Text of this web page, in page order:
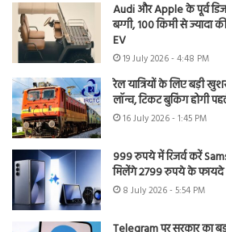
Audi और Apple के पूर्व
बग्गी, 100 किमी से
EV
19 July 2026 - 4:48 PM
रेल यात्रियों के लिए बड़ी
लॉन्च, टिकट बुकिंग होगी
16 July 2026 - 1:45 PM
999 रुपये में रिजर्व करें
मिलेंगे 2799 रुपये के फायदे
8 July 2026 - 5:54 PM